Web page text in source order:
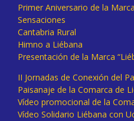
Primer Aniversario de la
Sensaciones
Cantabria Rural
Himno a Liébana
Presentación de la Marca
II Jornadas de Conexión del
Paisanaje de la Comarca de
Vídeo promocional de la
Vídeo Solidario Liébana con